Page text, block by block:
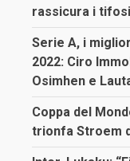
rassicura i
Serie A, i
2022: Ciro
Osimhen e
Coppa del
trionfa Stroem